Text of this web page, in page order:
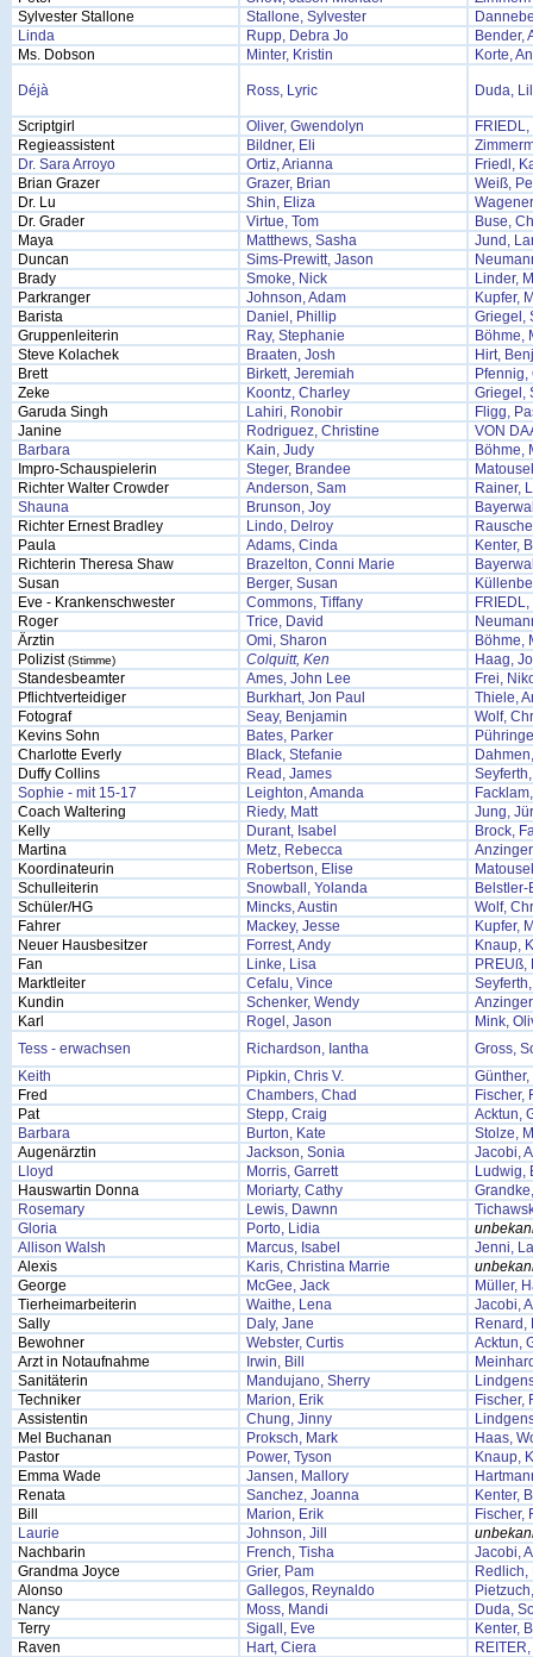
Sylvester Stallone
Stallone, Sylvester
Linda
Rupp, Debra Jo
Bender,
Ms. Dobson
Minter, Kristin Korte,
Déjà Ross, Lyric Duda,
Scriptgirl Oliver, Gwendolyn
Regieassistent
Bildner, Eli
Dr. Sara Arroyo
Ortiz, Arianna
Friedl,
Brian Grazer
Grazer, Brian
Weiß,
Dr. Lu
Shin, Eliza
Dr. Grader
Virtue, Tom
Buse,
Maya
Matthews, Sasha
Jund,
Duncan
Sims-Prewitt, Jason
Brady
Smoke, Nick
Linder,
Parkranger
Johnson, Adam
Kupfer,
Barista
Daniel, Phillip
Griegel,
Gruppenleiterin
Ray, Stephanie
Böhme,
Steve Kolachek
Braaten, Josh
Hirt,
Brett
Birkett, Jeremiah
Pfennig,
Zeke
Koontz, Charley
Griegel,
Garuda Singh
Lahiri, Ronobir
Fligg,
Janine
Rodriguez, Christine
VON
Barbara
Kain, Judy
Böhme,
Impro-Schauspielerin
Steger, Brandee
Richter Walter Crowder
Anderson, Sam
Rainer,
Shauna
Brunson, Joy
Richter Ernest Bradley
Lindo, Delroy
Paula
Adams, Cinda
Kenter,
Richterin Theresa Shaw
Brazelton, Conni Marie
Susan
Berger, Susan
Eve - Krankenschwester
Commons, Tiffany
Roger
Trice, David
Ärztin
Omi, Sharon
Böhme,
Polizist(Stimme) Colquitt, Ken
Haag,
Standesbeamter
Ames, John Lee
Frei,
Pflichtverteidiger
Burkhart, Jon Paul
Thiele,
Fotograf
Seay, Benjamin
Wolf,
Kevins Sohn
Bates, Parker
Charlotte Everly
Black, Stefanie
Duffy Collins
Read, James
Sophie - mit 15-17
Leighton, Amanda
Coach Waltering
Riedy, Matt
Jung,
Kelly
Durant, Isabel
Brock,
Martina
Metz, Rebecca
Koordinateurin
Robertson, Elise
Schulleiterin
Snowball, Yolanda
Belstler-
Schüler/HG
Mincks, Austin
Wolf,
Fahrer
Mackey, Jesse
Kupfer,
Neuer Hausbesitzer
Forrest, Andy
Knaup,
Fan
Linke, Lisa
PREUß,
Marktleiter
Cefalu, Vince
Kundin
Schenker, Wendy
Karl
Rogel, Jason
Mink,
Tess - erwachsen
Richardson, Iantha
Gross,
Keith
Pipkin, Chris V.
Günther,
Fred
Chambers, Chad
Fischer,
Pat
Stepp, Craig
Acktun,
Barbara
Burton, Kate
Stolze,
Augenärztin
Jackson, Sonia
Jacobi,
Lloyd
Morris, Garrett
Ludwig,
Hauswartin Donna
Moriarty, Cathy
Rosemary
Lewis, Dawnn
Gloria
Porto, Lidia
Allison Walsh
Marcus, Isabel
Jenni,
Alexis
Karis, Christina Marrie
George
McGee, Jack
Müller,
Tierheimarbeiterin
Waithe, Lena
Jacobi,
Sally
Daly, Jane
Renard,
Bewohner
Webster, Curtis
Acktun,
Arzt in Notaufnahme
Irwin, Bill
Sanitäterin
Mandujano, Sherry
Techniker
Marion, Erik
Fischer,
Assistentin
Chung, Jinny
Mel Buchanan
Proksch, Mark
Haas,
Pastor
Power, Tyson
Knaup,
Emma Wade
Jansen, Mallory
Renata
Sanchez, Joanna
Kenter,
Bill
Marion, Erik
Fischer,
Laurie
Johnson, Jill
Nachbarin
French, Tisha
Jacobi,
Grandma Joyce
Grier, Pam
Redlich,
Alonso
Gallegos, Reynaldo
Nancy
Moss, Mandi
Duda,
Terry
Sigall, Eve
Kenter,
Raven
Hart, Ciera